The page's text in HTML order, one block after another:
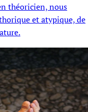
théoricien, nous
et atypique, de